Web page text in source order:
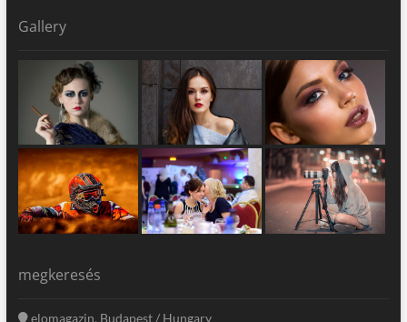
Gallery
megkeresés
elomagazin, Budapest / Hungary